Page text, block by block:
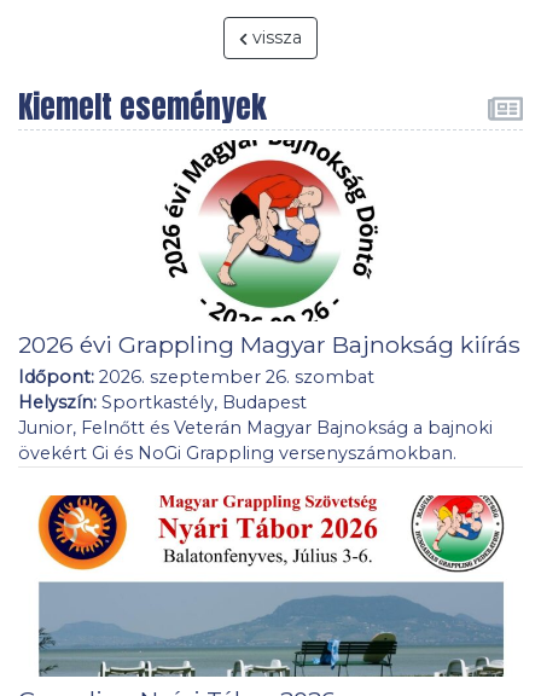
vissza
Kiemelt események
2026 évi Grappling Magyar Bajnokság kiírás
Időpont: 2026. szeptember 26. szombat
Helyszín: Sportkastély, Budapest
Junior, Felnőtt és Veterán Magyar Bajnokság a bajnoki
övekért Gi és NoGi Grappling versenyszámokban.